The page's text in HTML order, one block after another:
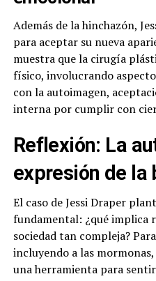
Además de la hinchazón,
para aceptar su nueva
muestra que la cirugía
físico, involucrando
con la autoimagen,
interna por cumplir con
Reflexión: La
expresión de la
El caso de Jessi Draper
fundamental: ¿qué implica
sociedad tan compleja?
incluyendo a las
una herramienta para